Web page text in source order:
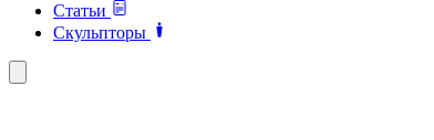
Статьи
Скульпторы